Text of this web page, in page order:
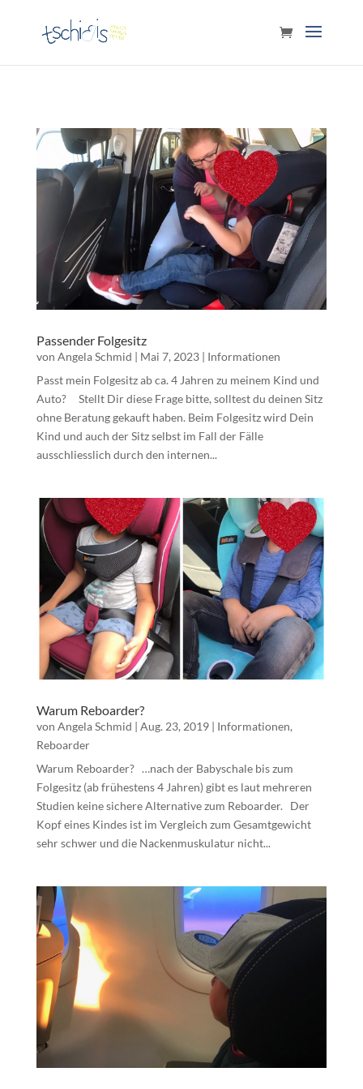
Passender Folgesitz
von Angela Schmid | Mai 7, 2023| Informationen
Passt mein Folgesitz ab ca. 4 Jahren zu meinem Kind und
Auto? Stellt Dir diese Frage bitte, solltest du deinen Sitz
ohne Beratung gekauft haben. Beim Folgesitz wird Dein
Kind und auch der Sitz selbst im Fall der Fälle
ausschliesslich durch den internen...
Warum Reboarder?
von Angela Schmid | Aug. 23, 2019| Informationen,
Reboarder
Warum Reboarder? …nach der Babyschale bis zum
Folgesitz (ab frühestens 4 Jahren) gibt es laut mehreren
Studien keine sichere Alternative zum Reboarder. Der
Kopf eines Kindes ist im Vergleich zum Gesamtgewicht
sehr schwer und die Nackenmuskulatur nicht...